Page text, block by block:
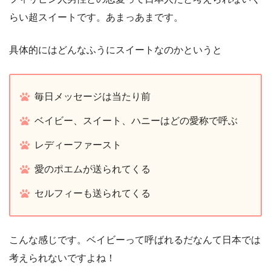
らい超スイートです。あまっあまです。
具体的にはどんなふうにスイートなのかというと
毎日メッセージは当たり前
ベイビー、スイート、ハニーはどの愛称で呼ぶ
レディーファースト
愛のポエムが送られてくる
セルフィーも送られてくる
こんな感じです。ベイビーって呼ばれるだなんて日本では
考えられないですよね！